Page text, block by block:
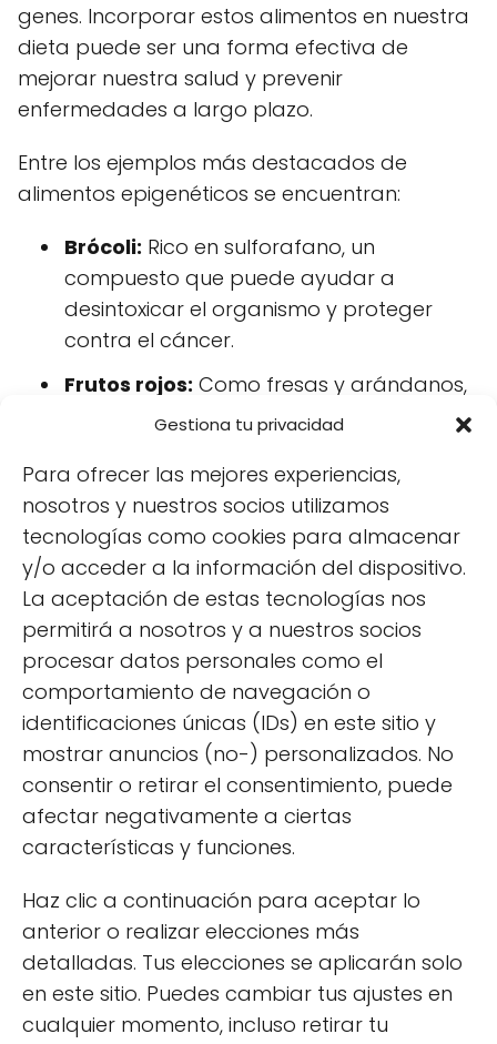
Gestiona tu privacidad
Para ofrecer las mejores experiencias,
nosotros y nuestros socios utilizamos
tecnologías como cookies para almacenar
y/o acceder a la información del dispositivo.
La aceptación de estas tecnologías nos
permitirá a nosotros y a nuestros socios
procesar datos personales como el
comportamiento de navegación o
identificaciones únicas (IDs) en este sitio y
mostrar anuncios (no-) personalizados. No
consentir o retirar el consentimiento, puede
afectar negativamente a ciertas
características y funciones.
Haz clic a continuación para aceptar lo
anterior o realizar elecciones más
detalladas. Tus elecciones se aplicarán solo
en este sitio. Puedes cambiar tus ajustes en
cualquier momento, incluso retirar tu
genes. Incorporar estos alimentos en nuestra
dieta puede ser una forma efectiva de
mejorar nuestra salud y prevenir
enfermedades a largo plazo.
Entre los ejemplos más destacados de
alimentos epigenéticos se encuentran:
Brócoli: Rico en sulforafano, un
compuesto que puede ayudar a
desintoxicar el organismo y proteger
contra el cáncer.
Frutos rojos: Como fresas y arándanos,
que contienen antioxidantes y
afectan positivamente la expresión
genética.
Té verde: Fuente de epigalocatequina
galato (EGCG), que se ha demostrado
que tiene efectos epigenéticos
favorables en la salud cardiovascular.
Cúrcuma:Contiene curcumina, que
puede modificar la expresión de genes
relacionados con la inflamación y el
cáncer.
Los beneficios de consumir alimentos
epigenéticos son diversos y pueden incluir:
Reducción del riesgo de
enfermedades crónicas:Al influir en la
regulación de genes, estos alimentos
pueden ayudar a prevenir afecciones